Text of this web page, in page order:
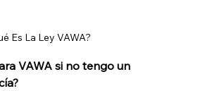
Es La Ley VAWA?
VAWA si no tengo un